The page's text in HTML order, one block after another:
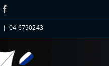
לתוכן
04-6790243